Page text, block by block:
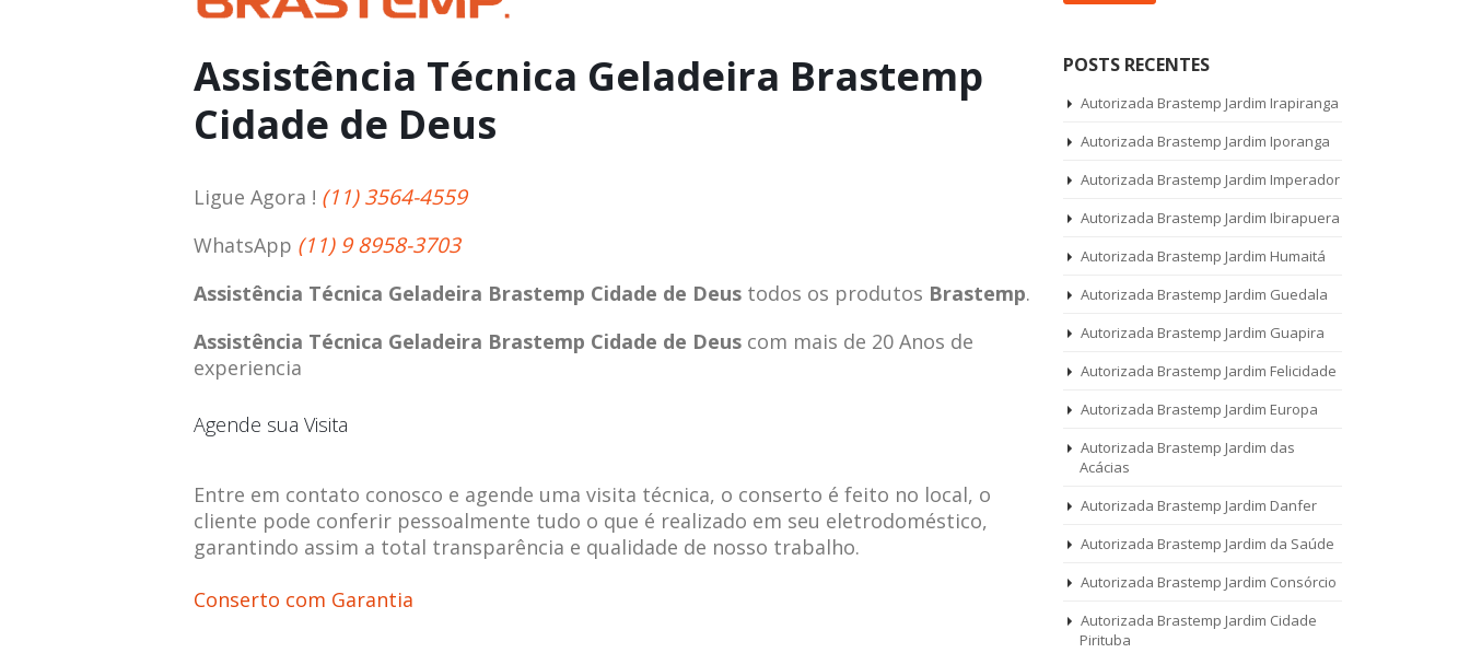
Assistência Técnica Geladeira Brastemp
Cidade de Deus
Ligue Agora ! (11) 3564-4559
WhatsApp (11) 9 8958-3703
Assistência Técnica Geladeira Brastemp Cidade de Deus todos os produtos Brastemp.
Assistência Técnica Geladeira Brastemp Cidade de Deus com mais de 20 Anos de
experiencia
Agende sua Visita
Entre em contato conosco e agende uma visita técnica, o conserto é feito no local, o
cliente pode conferir pessoalmente tudo o que é realizado em seu eletrodoméstico,
garantindo assim a total transparência e qualidade de nosso trabalho.
Conserto com Garantia
POSTS RECENTES
Autorizada Brastemp Jardim Irapiranga
Autorizada Brastemp Jardim Iporanga
Autorizada Brastemp Jardim Imperador
Autorizada Brastemp Jardim Ibirapuera
Autorizada Brastemp Jardim Humaitá
Autorizada Brastemp Jardim Guedala
Autorizada Brastemp Jardim Guapira
Autorizada Brastemp Jardim Felicidade
Autorizada Brastemp Jardim Europa
Autorizada Brastemp Jardim das
Acácias
Autorizada Brastemp Jardim Danfer
Autorizada Brastemp Jardim da Saúde
Autorizada Brastemp Jardim Consórcio
Autorizada Brastemp Jardim Cidade
Pirituba